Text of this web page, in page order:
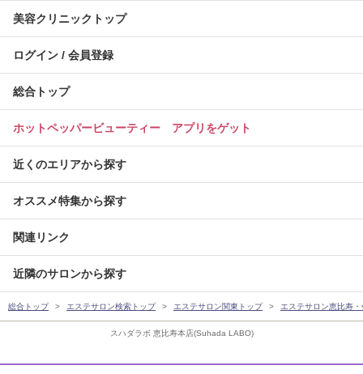
スハダラボ 恵比寿本店(Suhada LABO)
美容クリニックトップ
ログイン / 会員登録
総合トップ
ホットペッパービューティー アプリをゲット
近くのエリアから探す
オススメ特集から探す
関連リンク
近隣のサロンから探す
総合トップ エステサロン検索トップ エステサロン関東トップ エステサロン恵比寿